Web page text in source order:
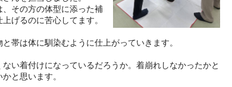
その方の体型に添った補
げるのに苦心してます。
帯は体に馴染むように仕上がっていきます。
い着付けになっているだろうか。着崩れしなかったかと
と思います。